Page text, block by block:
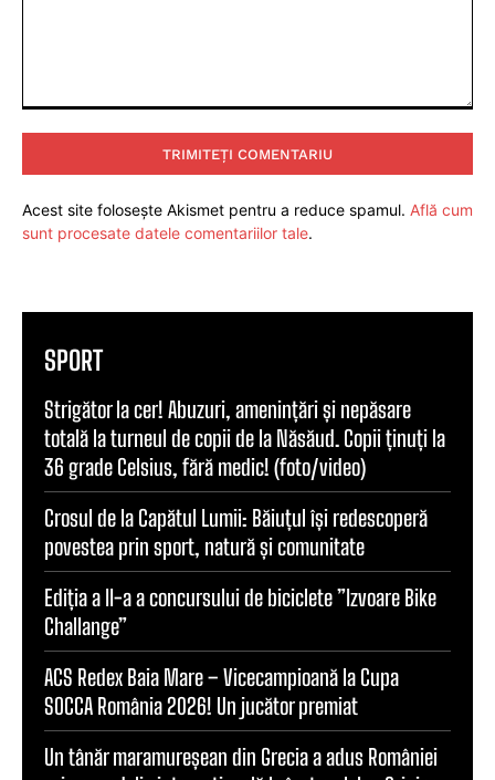
Acest site folosește Akismet pentru a reduce spamul. Află cum
sunt procesate datele comentariilor tale.
SPORT
Strigător la cer! Abuzuri, amenințări și nepăsare
totală la turneul de copii de la Năsăud. Copii ținuți la
36 grade Celsius, fără medic! (foto/video)
Crosul de la Capătul Lumii: Băiuțul își redescoperă
povestea prin sport, natură și comunitate
Ediția a II-a a concursului de biciclete ”Izvoare Bike
Challange”
ACS Redex Baia Mare – Vicecampioană la Cupa
SOCCA România 2026! Un jucător premiat
Un tânăr maramureșean din Grecia a adus României